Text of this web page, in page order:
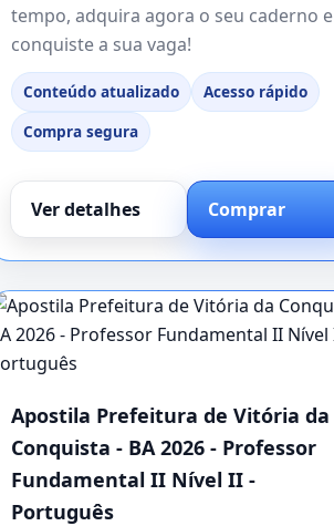
tempo, adquira agora o seu caderno e
conquiste a sua vaga!
Conteúdo atualizado
Acesso rápido
Compra segura
Ver detalhes Comprar
Apostila Prefeitura de Vitória da
Conquista - BA 2026 - Professor
Fundamental II Nível II -
Português